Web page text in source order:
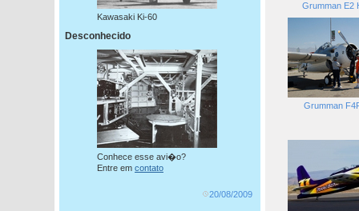
Grumman E2
Grumman
Kawasaki Ki-60
Desconhecido
Conhece esse avi�o?
Entre em contato
20/08/2009